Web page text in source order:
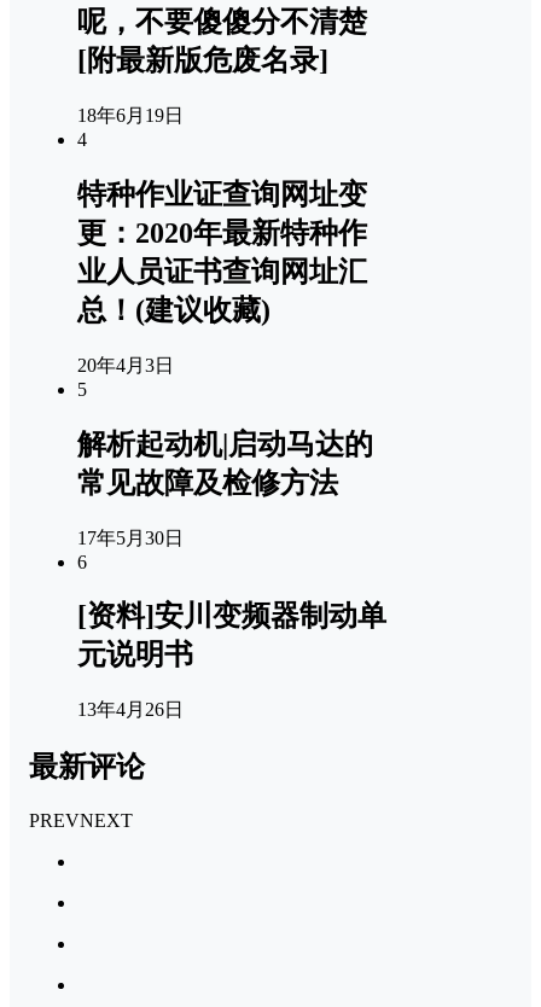
呢，不要傻傻分不清楚
[附最新版危废名录]
18年6月19日
4
特种作业证查询网址变
更：2020年最新特种作
业人员证书查询网址汇
总！(建议收藏)
20年4月3日
5
解析起动机|启动马达的
常见故障及检修方法
17年5月30日
6
[资料]安川变频器制动单
元说明书
13年4月26日
最新评论
PREVNEXT